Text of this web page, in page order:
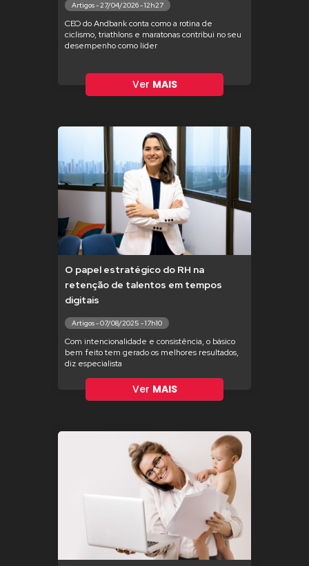
Artigos - 27/04/2026 - 12h27
CEO do Andbank conta como a rotina de
ciclismo, triathlons e maratonas contribui no seu
desempenho como líder
Ver MAIS
O papel estratégico do RH na
retenção de talentos em tempos
digitais
Artigos - 07/08/2025 - 17h10
Com intencionalidade e consistência, o básico
bem feito tem gerado os melhores resultados,
diz especialista
Ver MAIS